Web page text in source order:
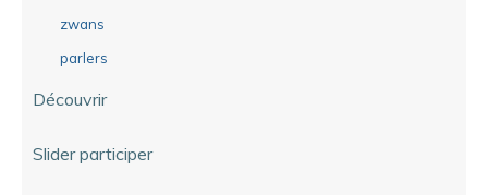
zwans
parlers
Découvrir
Slider participer